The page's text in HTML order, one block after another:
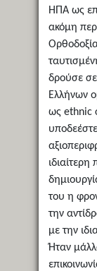
ΗΠΑ ως
ακόμη
δρούσε σε
Ελλήνων
ως ethnic
του η
την
με την
Ήταν